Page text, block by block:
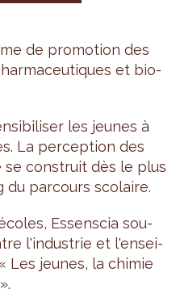
de pro­mo­tion des
et bio­
les jeunes à
La per­cep­tion des
construit dès le plus
du par­cours sco­laire.
Essens­cia sou­
l'in­dus­trie et l'en­sei­
Les jeunes, la chi­mie